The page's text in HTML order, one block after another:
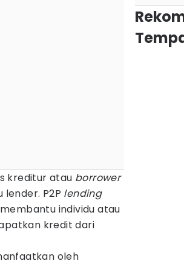
kreditur atau borrower
P2P lending
individu atau
kredit dari
oleh